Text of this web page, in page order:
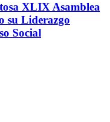
XLIX Asamblea
su Liderazgo
Social